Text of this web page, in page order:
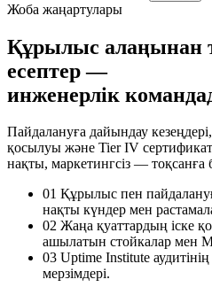
Жоба жаңартулары
Құрылыс алаңынан
есептер —
инженерлік
Пайдалануға дайындау
қосылуы және Tier IV
нақты, маркетингсіз — тоқсанға
01 Құрылыс пен
нақты күндер мен
02 Жаңа қуаттардың іске
ашылатын стойкалар мен
03 Uptime Institute
мерзімдері.